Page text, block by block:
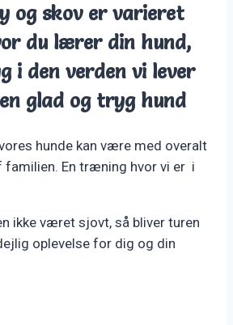
og skov er varieret
du lærer din hund,
i den verden vi lever
glad og tryg hund
hunde kan være med overalt
familien. En træning hvor vi er i
ikke været sjovt, så bliver turen
oplevelse for dig og din